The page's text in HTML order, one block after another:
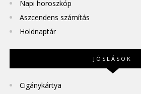
Napi horoszkóp
Aszcendens számítás
Holdnaptár
JÓSLÁSOK
Cigánykártya